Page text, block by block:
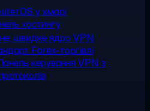
у хмарі
хостингу
швидке ядро VPN
Forex-торгівлі
керування VPN з